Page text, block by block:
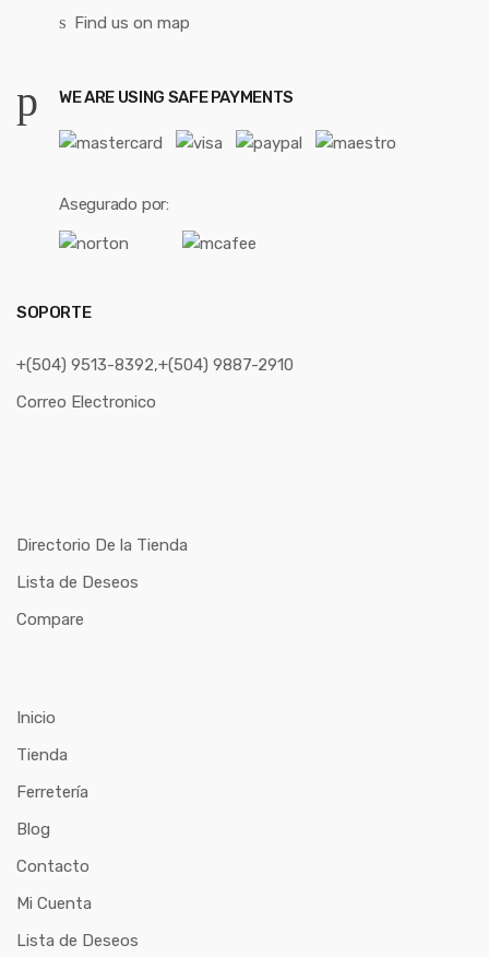
Find us on map
WE ARE USING SAFE PAYMENTS
Asegurado por:
SOPORTE
+(504) 9513-8392,+(504) 9887-2910
Correo Electronico
Directorio De la Tienda
Lista de Deseos
Compare
Inicio
Tienda
Ferretería
Blog
Contacto
Mi Cuenta
Lista de Deseos